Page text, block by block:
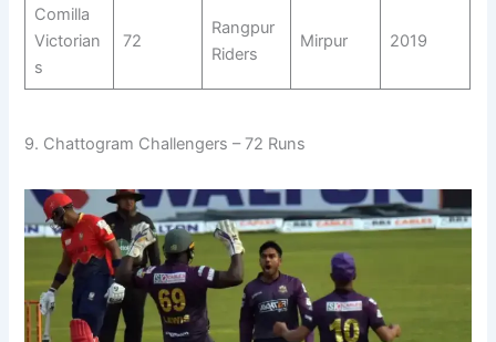
Comilla
Victorian
s
72
Rangpur
Riders
Mirpur 2019
9. Chattogram Challengers – 72 Runs